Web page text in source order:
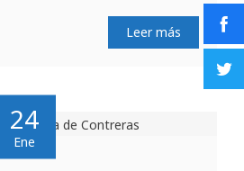
Leer más
24
Ene